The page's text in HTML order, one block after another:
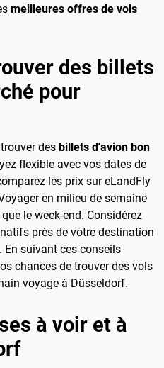
meilleures offres de vols
des billets
pour
des billets d'avion bon
flexible avec vos dates de
les prix sur eLandFly
en milieu de semaine
le week-end. Considérez
près de votre destination
En suivant ces conseils
chances de trouver des vols
voyage à Düsseldorf.
à voir et à